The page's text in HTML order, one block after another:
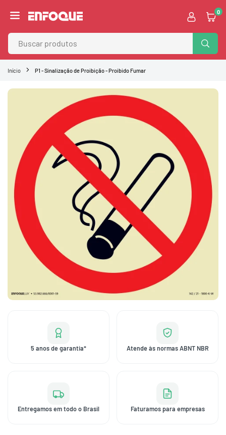
para
ConteúdoVISUAL
0
Início P1 - Sinalização de Proibição - Proibido Fumar
5 anos de garantia* Atende às normas ABNT NBR
Entregamos em todo o Brasil Faturamos para empresas